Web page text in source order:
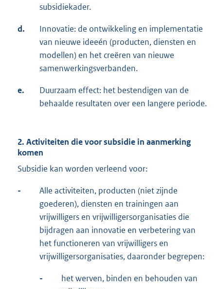
subsidiekader.
d.
Innovatie: de ontwikkeling en implementatie
van nieuwe ideeén (producten, diensten en
modellen) en het creëren van nieuwe
samenwerkingsverbanden.
e.
Duurzaam effect: het bestendigen van de
behaalde resultaten over een langere periode.
2. Activiteiten die voor subsidie in aanmerking
komen
Subsidie kan worden verleend voor:
-
Alle activiteiten, producten (niet zijnde
goederen), diensten en trainingen aan
vrijwilligers en vrijwilligersorganisaties die
bijdragen aan innovatie en verbetering van
het functioneren van vrijwilligers en
vrijwilligersorganisaties, daaronder begrepen:
-
het werven, binden en behouden van